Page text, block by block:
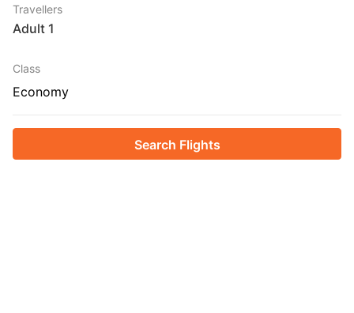
Travellers
1 Adult
Class
Economy